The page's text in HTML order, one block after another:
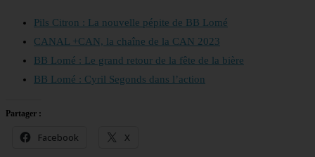
Pils Citron : La nouvelle pépite de BB Lomé
CANAL +CAN, la chaîne de la CAN 2023
BB Lomé : Le grand retour de la fête de la bière
BB Lomé : Cyril Segonds dans l’action
Partager :
Facebook X